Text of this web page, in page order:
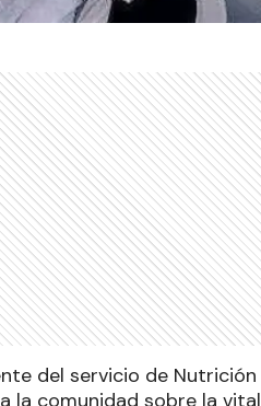
del servicio de Nutrición
la comunidad sobre la vital